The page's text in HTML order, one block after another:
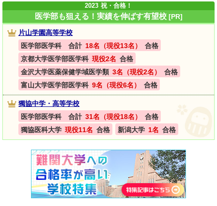
2023 祝・合格！
医学部も狙える！実績を伸ばす有望校 [PR]
片山学園高等学校
医学部医学科 合計 18名（現役13名）
合格
京都大学医学部医学科 現役2名 合格
金沢大学医薬保健学域医学類 3名（現役2名）
合格
富山大学医学部医学科 9名（現役6名） 合格
獨協中学・高等学校
医学部医学科 合計 31名（現役18名）
合格
獨協医科大学 現役11名 合格 新潟大学 1名 合格